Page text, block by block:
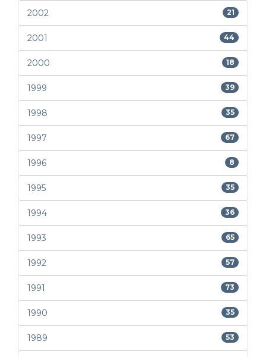
2002 21
2001 44
2000 18
1999 39
1998 35
1997 67
1996 8
1995 35
1994 36
1993 65
1992 57
1991 73
1990 35
1989 53